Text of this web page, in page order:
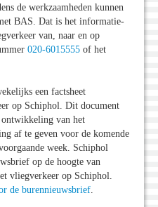
de werkzaamheden kunnen
BAS. Dat is het informatie-
van, naar en op
020-6015555 of het
een factsheet
op Schiphol. Dit document
van het
af te geven voor de komende
week. Schiphol
op de hoogte van
vliegverkeer op Schiphol.
de burennieuwsbrief.